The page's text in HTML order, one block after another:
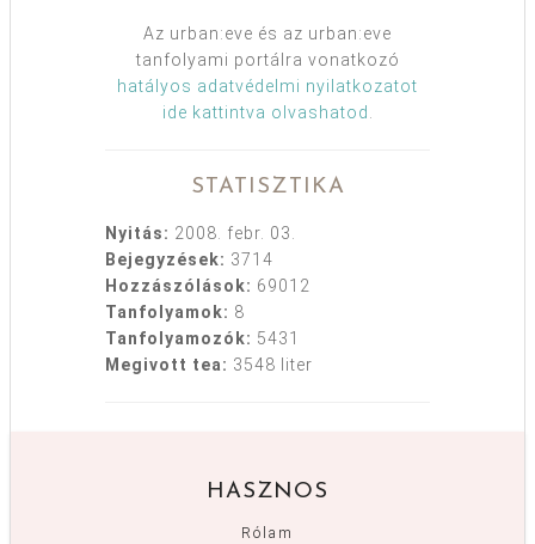
Az urban:eve és az urban:eve
tanfolyami portálra vonatkozó
hatályos adatvédelmi nyilatkozatot
ide kattintva olvashatod
STATISZTIKA
Nyitás: 2008. febr. 03.
Bejegyzések: 3714
Hozzászólások: 69012
Tanfolyamok: 8
Tanfolyamozók: 5431
Megivott tea: 3548 liter
HASZNOS
Rólam